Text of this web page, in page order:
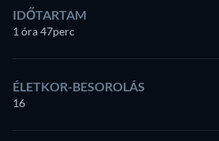
IDŐTARTAM
1 óra 47perc
ÉLETKOR-BESOROLÁS
16